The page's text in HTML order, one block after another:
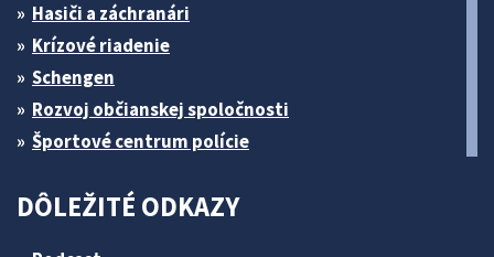
Hasiči a záchranári
Krízové riadenie
Schengen
Rozvoj občianskej spoločnosti
Športové centrum polície
DÔLEŽITÉ ODKAZY